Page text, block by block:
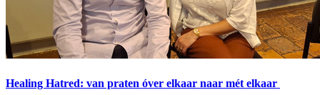
Healing Hatred: van praten óver elkaar naar mét elkaar